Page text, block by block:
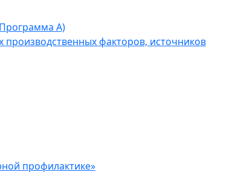
профилактике»
А)
факторов, источников